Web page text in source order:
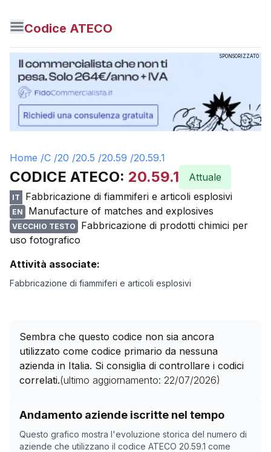
Codice ATECO
SPONSORIZZATO
Home /C /20 /20.5 /20.59 /20.59.1
CODICE ATECO: 20.59.1 Attuale
IT Fabbricazione di fiammiferi e articoli esplosivi
EN Manufacture of matches and explosives
VECCHIO TESTO
Fabbricazione di prodotti chimici per
uso fotografico
Attività associate:
Fabbricazione di fiammiferi e articoli esplosivi
Sembra che questo codice non sia ancora
utilizzato come codice primario da nessuna
azienda in Italia. Si consiglia di controllare i codici
correlati.(ultimo aggiornamento: 22/07/2026)
Andamento aziende iscritte nel tempo
Questo grafico mostra l'evoluzione storica del numero di
aziende che utilizzano il codice ATECO 20.59.1 come
Storico numero di aziende con codice ATECO
Data rilevazione
07/05/2025
19